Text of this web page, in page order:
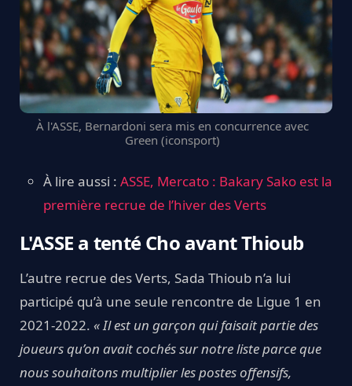
À l'ASSE, Bernardoni sera mis en concurrence avec
Green (iconsport)
À lire aussi : ASSE, Mercato : Bakary Sako est la
première recrue de l’hiver des Verts
L'ASSE a tenté Cho avant Thioub
L’autre recrue des Verts, Sada Thioub n’a lui
participé qu’à une seule rencontre de Ligue 1 en
2021-2022. « Il est un garçon qui faisait partie des
joueurs qu’on avait cochés sur notre liste parce que
nous souhaitons multiplier les postes offensifs,